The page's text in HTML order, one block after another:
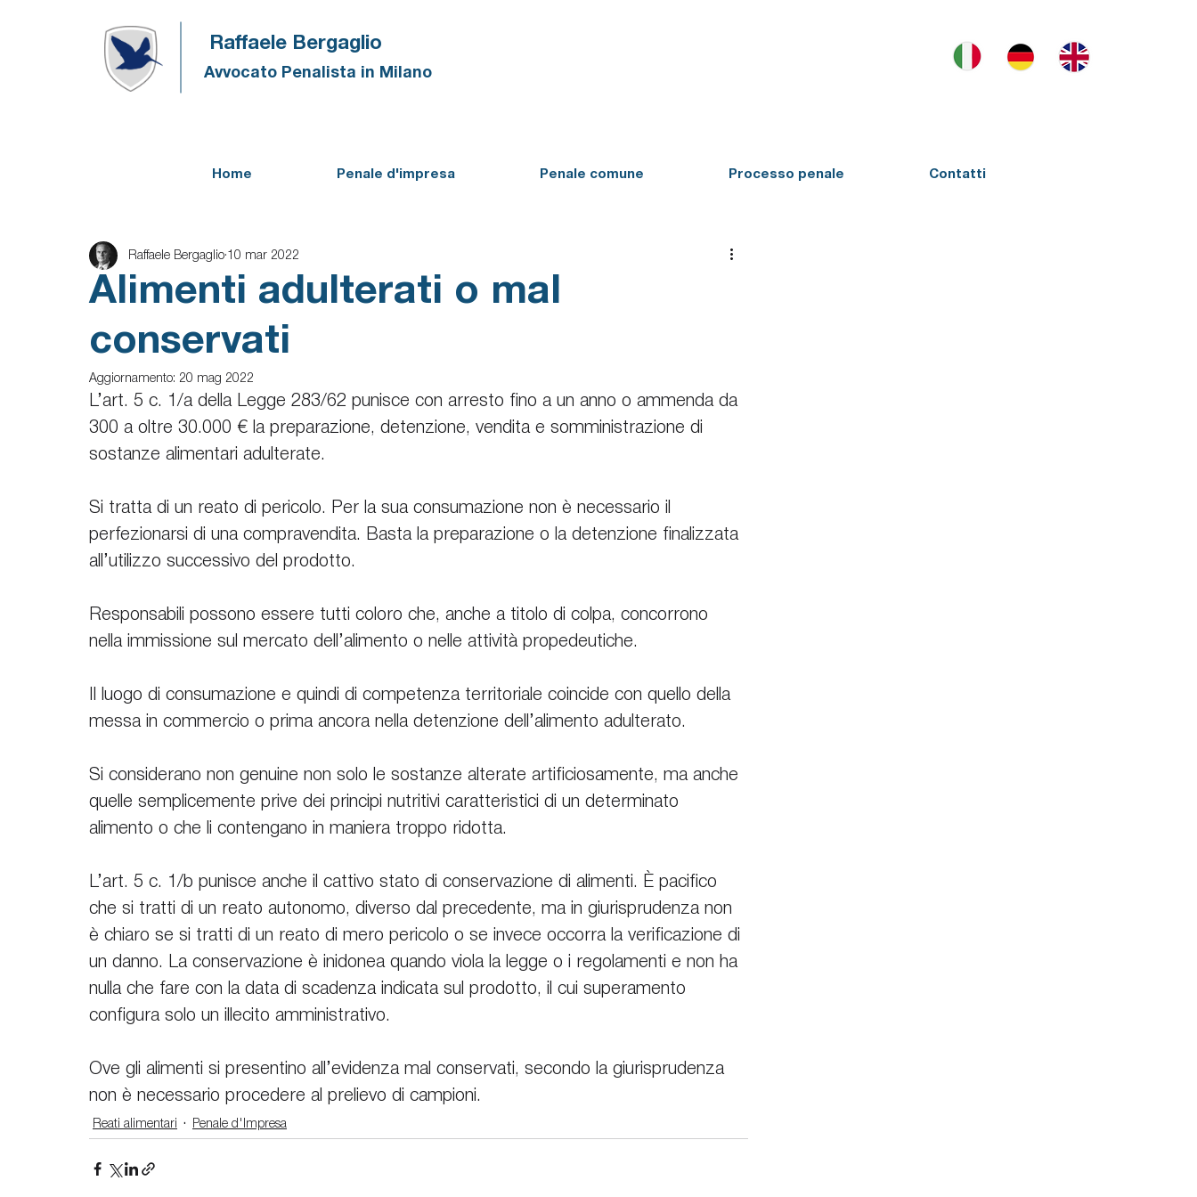
Raffaele Bergaglio
Avvocato Penalista in Milano
Home Penale d'impresa Penale comune Processo penale Contatti
Alimenti adulterati o mal
conservati
Raffaele Bergaglio 10 mar 2022
Aggiornamento: 20 mag 2022
L’art. 5 c. 1/a della Legge 283/62 punisce con arresto fino a un anno o ammenda da
300 a oltre 30.000 € la preparazione, detenzione, vendita e somministrazione di
sostanze alimentari adulterate.
Si tratta di un reato di pericolo. Per la sua consumazione non è necessario il
perfezionarsi di una compravendita. Basta la preparazione o la detenzione finalizzata
all’utilizzo successivo del prodotto.
Responsabili possono essere tutti coloro che, anche a titolo di colpa, concorrono
nella immissione sul mercato dell’alimento o nelle attività propedeutiche.
Il luogo di consumazione e quindi di competenza territoriale coincide con quello della
messa in commercio o prima ancora nella detenzione dell’alimento adulterato.
Si considerano non genuine non solo le sostanze alterate artificiosamente, ma anche
quelle semplicemente prive dei principi nutritivi caratteristici di un determinato
alimento o che li contengano in maniera troppo ridotta.
L’art. 5 c. 1/b punisce anche il cattivo stato di conservazione di alimenti. È pacifico
che si tratti di un reato autonomo, diverso dal precedente, ma in giurisprudenza non
è chiaro se si tratti di un reato di mero pericolo o se invece occorra la verificazione di
un danno. La conservazione è inidonea quando viola la legge o i regolamenti e non ha
nulla che fare con la data di scadenza indicata sul prodotto, il cui superamento
configura solo un illecito amministrativo.
Ove gli alimenti si presentino all’evidenza mal conservati, secondo la giurisprudenza
non è necessario procedere al prelievo di campioni.
Reati alimentari Penale d'Impresa